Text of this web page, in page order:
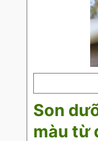
Son
màu từ